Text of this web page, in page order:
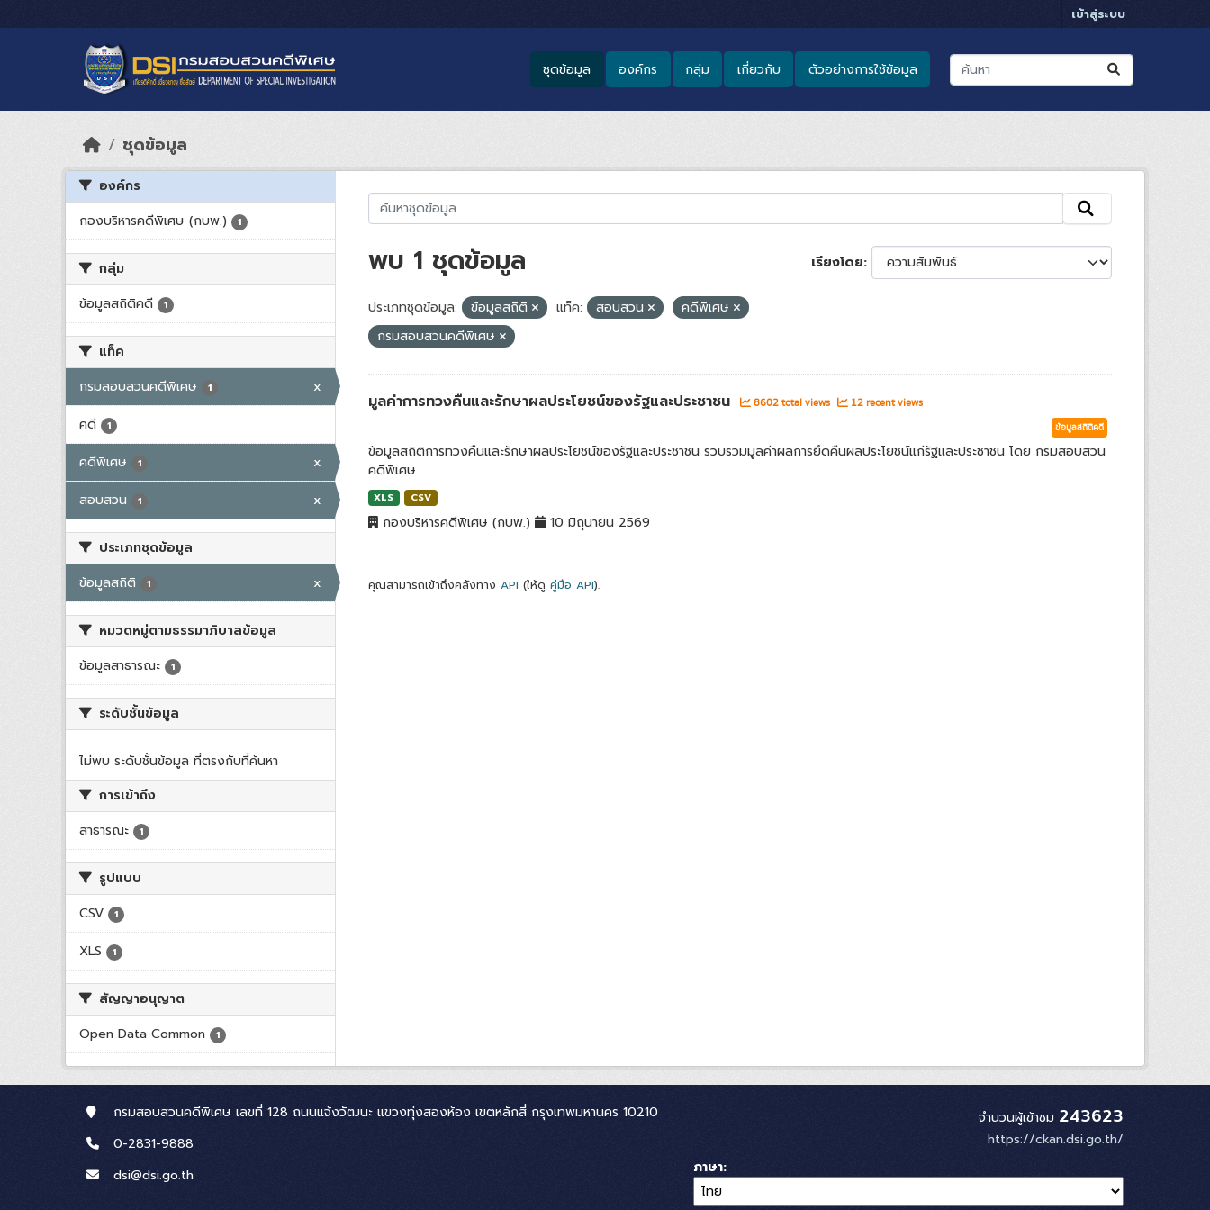
เข้าสู่ระบบ
ชุดข้อมูล องค์กร กลุ่ม เกี่ยวกับ ตัวอย่างการใช้ข้อมูล
ชุดข้อมูล
องค์กร
กองบริหารคดีพิเศษ (กบพ.)
1
กลุ่ม
ข้อมูลสถิติคดี
1
แท็ค
กรมสอบสวนคดีพิเศษ
1
x
คดี
1
คดีพิเศษ 1
x
สอบสวน
1 x
ประเภทชุดข้อมูล
ข้อมูลสถิติ
1 x
หมวดหมู่ตามธรรมาภิบาลข้อมูล
ข้อมูลสาธารณะ
1
ระดับชั้นข้อมูล
ไม่พบ ระดับชั้นข้อมูล ที่ตรงกับที่ค้นหา
การเข้าถึง
สาธารณะ
1
รูปแบบ
CSV
1
XLS 1
สัญญาอนุญาต
Open Data Common
1
เรียงโดย
พบ 1 ชุดข้อมูล
ประเภทชุดข้อมูล: ข้อมูลสถิติ แท็ค: สอบสวน
คดีพิเศษ
กรมสอบสวนคดีพิเศษ
มูลค่าการทวงคืนและรักษาผลประโยชน์ของรัฐและประชาชน 8602 total views 12 recent views
ข้อมูลสถิติคดี
ข้อมูลสถิติการทวงคืนและรักษาผลประโยชน์ของรัฐและประชาชน รวบรวมมูลค่าผลการยึดคืนผลประโยชน์แก่รัฐและประชาชน โดย กรมสอบสวน
คดีพิเศษ
XLS CSV
กองบริหารคดีพิเศษ (กบพ.) 10 มิถุนายน 2569
คุณสามารถเข้าถึงคลังทาง API (ให้ดู คู่มือ API).
กรมสอบสวนคดีพิเศษ เลขที่ 128 ถนนแจ้งวัฒนะ แขวงทุ่งสองห้อง เขตหลักสี่ กรุงเทพมหานคร 10210
0-2831-9888
dsi@dsi.go.th
จำนวนผู้เข้าชม 243623
https://ckan.dsi.go.th/
ภาษา